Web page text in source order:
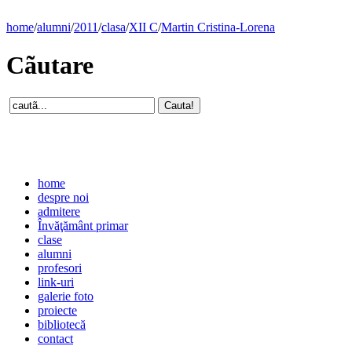
home/alumni/2011/clasa/XII C/Martin Cristina-Lorena
Cãutare
home
despre noi
admitere
Învăţământ primar
clase
alumni
profesori
link-uri
galerie foto
proiecte
bibliotecă
contact